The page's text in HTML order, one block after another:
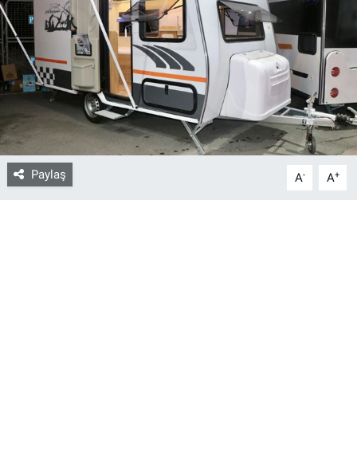
Paylaş A- A+
Bize ulaşın
İletişim/Künye
Yaşam
Gözden Kaçmasın
İletişim (Künye)